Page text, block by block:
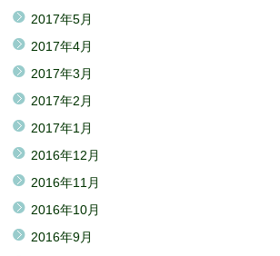
2017年5月
2017年4月
2017年3月
2017年2月
2017年1月
2016年12月
2016年11月
2016年10月
2016年9月